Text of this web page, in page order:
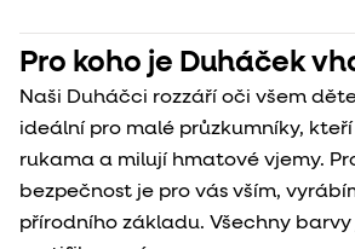
Pro koho je Duháček
Naši Duháčci rozzáří oči všem
ideální pro malé průzkumníky,
rukama a milují hmatové vjemy.
bezpečnost je pro vás vším,
přírodního základu. Všechny